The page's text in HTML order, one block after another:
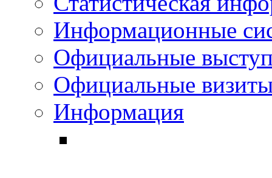
Информационные
Официальные
Официальные
Информация